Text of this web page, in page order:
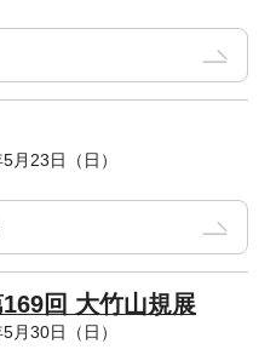
月23日（日）
回 大竹山規展
月30日（日）